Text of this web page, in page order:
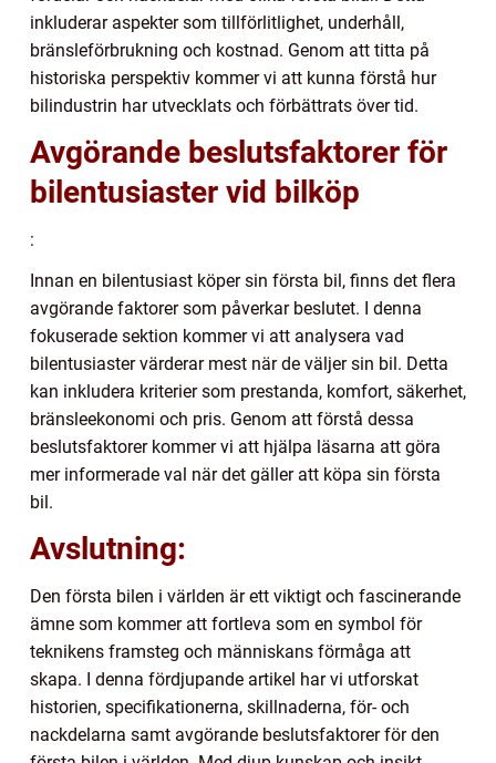
inkluderar aspekter som tillförlitlighet, underhåll,
bränsleförbrukning och kostnad. Genom att titta på
historiska perspektiv kommer vi att kunna förstå hur
bilindustrin har utvecklats och förbättrats över tid.
Avgörande beslutsfaktorer för
bilentusiaster vid bilköp
:
Innan en bilentusiast köper sin första bil, finns det flera
avgörande faktorer som påverkar beslutet. I denna
fokuserade sektion kommer vi att analysera vad
bilentusiaster värderar mest när de väljer sin bil. Detta
kan inkludera kriterier som prestanda, komfort, säkerhet,
bränsleekonomi och pris. Genom att förstå dessa
beslutsfaktorer kommer vi att hjälpa läsarna att göra
mer informerade val när det gäller att köpa sin första
bil.
Avslutning:
Den första bilen i världen är ett viktigt och fascinerande
ämne som kommer att fortleva som en symbol för
teknikens framsteg och människans förmåga att
skapa. I denna fördjupande artikel har vi utforskat
historien, specifikationerna, skillnaderna, för- och
nackdelarna samt avgörande beslutsfaktorer för den